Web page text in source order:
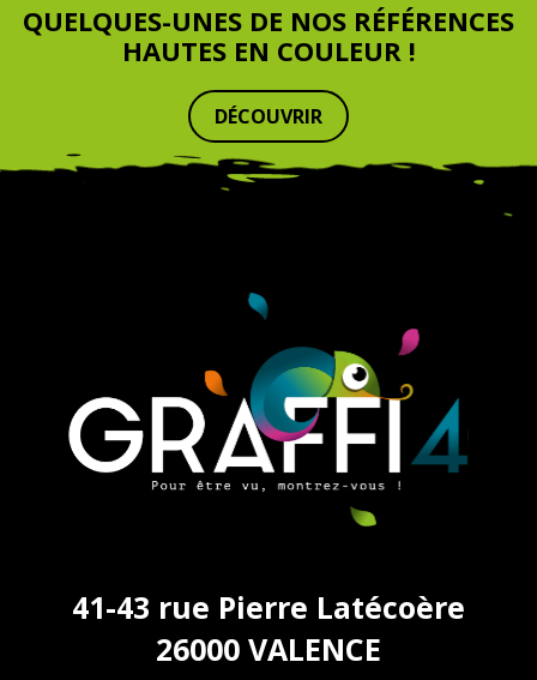
QUELQUES-UNES DE NOS RÉFÉRENCES
HAUTES EN COULEUR !
DÉCOUVRIR
41-43 rue Pierre Latécoère
26000 VALENCE